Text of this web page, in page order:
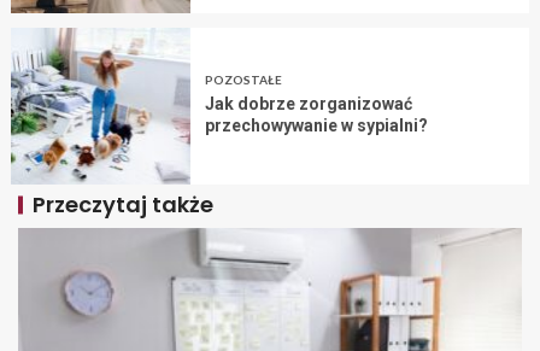
POZOSTAŁE
Jak dobrze zorganizować
przechowywanie w sypialni?
Przeczytaj także